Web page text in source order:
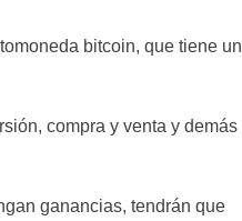
bitcoin, que tiene un
compra y venta y demás
ganancias, tendrán que